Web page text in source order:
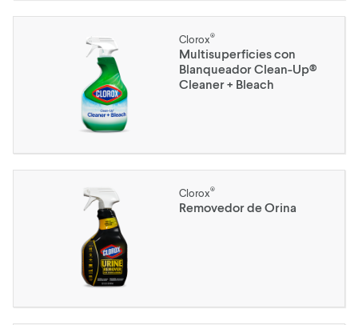
Clorox®
Multisuperficies con
Blanqueador Clean-Up®
Cleaner + Bleach
Clorox®
Removedor de Orina